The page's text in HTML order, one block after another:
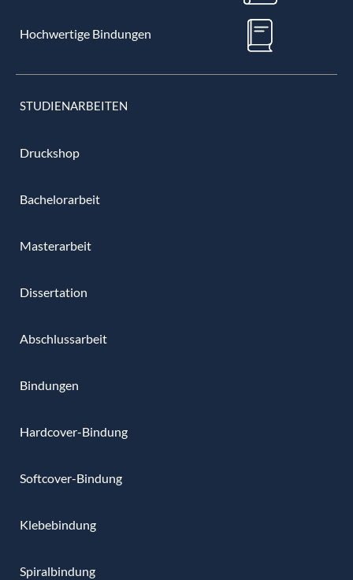
Hochwertige Bindungen
STUDIENARBEITEN
Druckshop
Bachelorarbeit
Masterarbeit
Dissertation
Abschlussarbeit
Bindungen
Hardcover-Bindung
Softcover-Bindung
Klebebindung
Spiralbindung